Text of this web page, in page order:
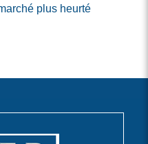
plus heurté